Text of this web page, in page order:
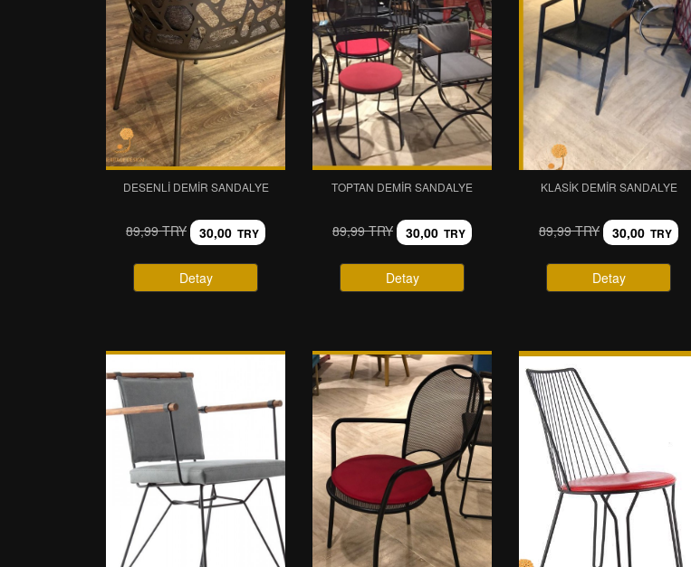
DESENLI DEMIR SANDALYE
89,99 TRY 30,00 TRY
Detay
TOPTAN DEMIR SANDALYE
89,99 TRY 30,00 TRY
Detay
KLASIK DEMIR SANDALYE
89,99 TRY 30,00 TRY
Detay